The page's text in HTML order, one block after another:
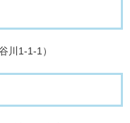
1-1-1）